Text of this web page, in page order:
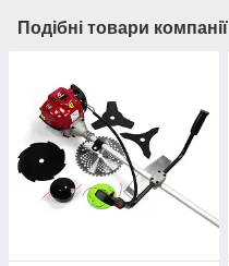
Подібні товари компанії